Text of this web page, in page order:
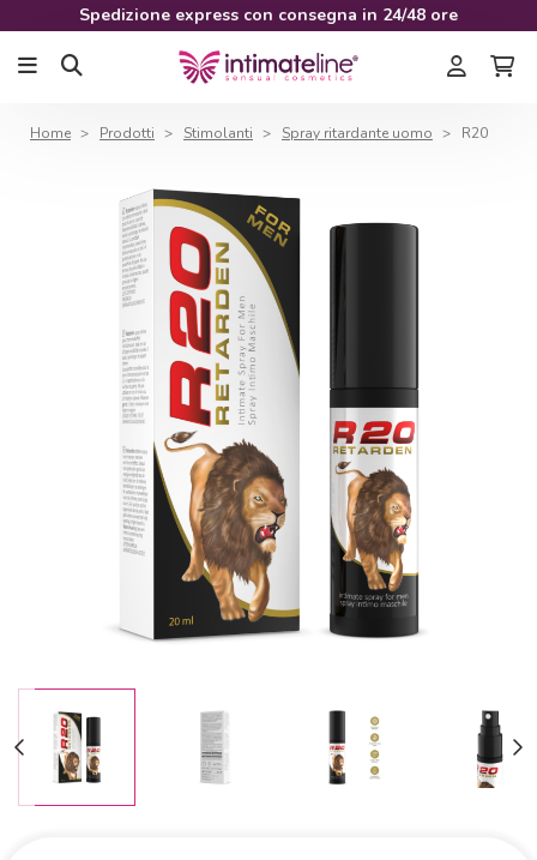
Spedizione express con consegna in 24/48 ore
Home Prodotti Stimolanti Spray ritardante uomo R20